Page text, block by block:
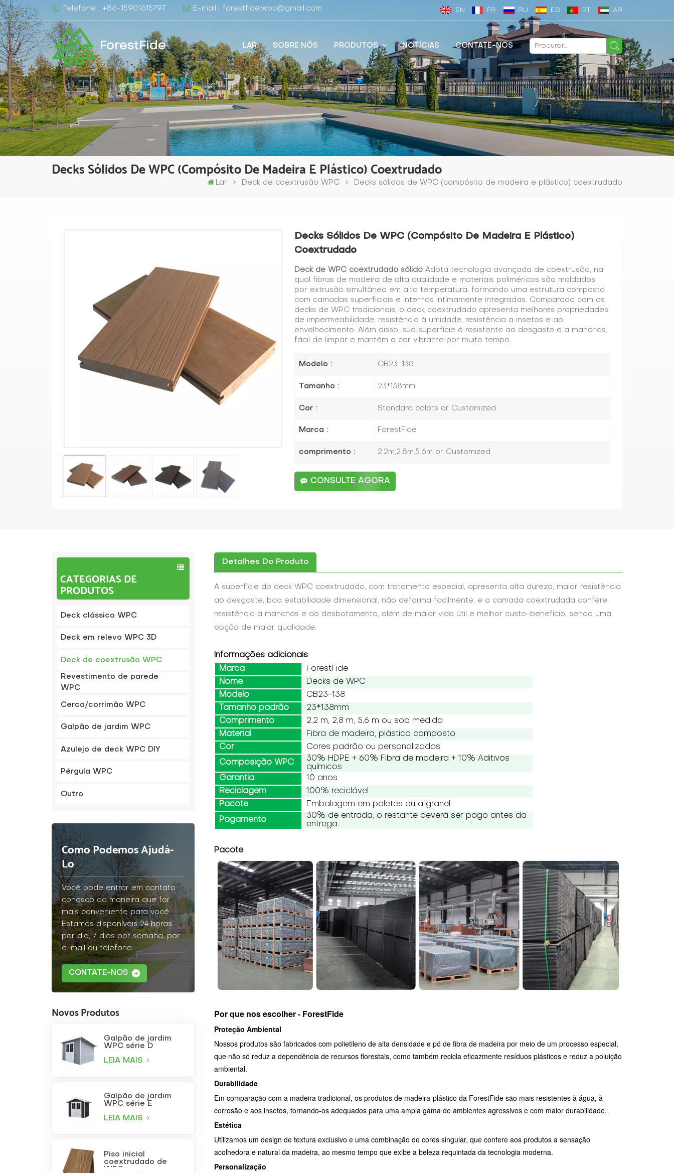
Telefone : +86-15901615797 E-mail : forestfide.wpc@gmail.com EN FR RU ES PT AR
ForestFide LAR SOBRE NÓS PRODUTOS NOTÍCIAS CONTATE-NOS
Decks Sólidos De WPC (compósito De Madeira E Plástico) Coextrudado
Lar Deck de coextrusão WPC Decks sólidos de WPC (compósito de madeira e plástico) coextrudado
Decks Sólidos De WPC (compósito De Madeira E Plástico)
Coextrudado
Deck de WPC coextrudado sólidoAdota tecnologia avançada de coextrusão, na
qual fibras de madeira de alta qualidade e materiais poliméricos são moldados
por extrusão simultânea em alta temperatura, formando uma estrutura composta
com camadas superficiais e internas intimamente integradas. Comparado com os
decks de WPC tradicionais, o deck coextrudado apresenta melhores propriedades
de impermeabilidade, resistência à umidade, resistência a insetos e ao
envelhecimento. Além disso, sua superfície é resistente ao desgaste e a manchas,
fácil de limpar e mantém a cor vibrante por muito tempo.
Modelo : CB23-138
Tamanho : 23*138mm
Cor : Standard colors or Customized
Marca : ForestFide
comprimento : 2.2m,2.8m,5.6m or Customized
CONSULTE AGORA
CATEGORIAS DE
PRODUTOS
Deck clássico WPC
Deck em relevo WPC 3D
Deck de coextrusão WPC
Revestimento de parede
WPC
Cerca/corrimão WPC
Galpão de jardim WPC
Azulejo de deck WPC DIY
Pérgula WPC
Outro
Como Podemos Ajudá-
Lo
Você pode entrar em contato
conosco da maneira que for
mais conveniente para você.
Estamos disponíveis 24 horas
por dia, 7 dias por semana, por
e-mail ou telefone.
CONTATE-NOS
Novos Produtos
Galpão de jardim
WPC série D
LEIA MAIS
Galpão de jardim
WPC série E
LEIA MAIS
Piso inicial
coextrudado de
Detalhes Do Produto
A superfície do deck WPC coextrudado, com tratamento especial, apresenta alta dureza, maior resistência
ao desgaste, boa estabilidade dimensional, não deforma facilmente, e a camada coextrudada confere
resistência a manchas e ao desbotamento, além de maior vida útil e melhor custo-benefício, sendo uma
opção de maior qualidade.
Informações adicionais
Marca
ForestFide
Nome
Decks de WPC
Modelo
CB23-138
Tamanho padrão
23*138mm
Comprimento
2,2 m, 2,8 m, 5,6 m ou sob medida
Material
Fibra de madeira, plástico composto
Cor
Cores padrão ou personalizadas
Composição WPC
30% HDPE + 60% Fibra de madeira + 10% Aditivos
químicos
Garantia
10 anos
Reciclagem
100% reciclável
Pacote
Embalagem em paletes ou a granel
Pagamento
30% de entrada, o restante deverá ser pago antes da
entrega.
Pacote
Por que nos escolher - ForestFide
Proteção Ambiental
Nossos produtos são fabricados com polietileno de alta densidade e pó de fibra de madeira por meio de um processo especial,
que não só reduz a dependência de recursos florestais, como também recicla eficazmente resíduos plásticos e reduz a poluição
ambiental.
Durabilidade
Em comparação com a madeira tradicional, os produtos de madeira-plástico da ForestFide são mais resistentes à água, à
corrosão e aos insetos, tornando-os adequados para uma ampla gama de ambientes agressivos e com maior durabilidade.
Estética
Utilizamos um design de textura exclusivo e uma combinação de cores singular, que confere aos produtos a sensação
acolhedora e natural da madeira, ao mesmo tempo que exibe a beleza requintada da tecnologia moderna.
Personalização